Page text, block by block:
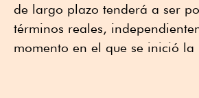
de largo plazo tenderá a ser
términos reales,
momento en el que se inició la